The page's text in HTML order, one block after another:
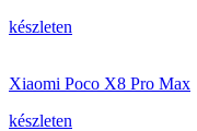
készleten
Xiaomi Poco X8 Pro Max
készleten